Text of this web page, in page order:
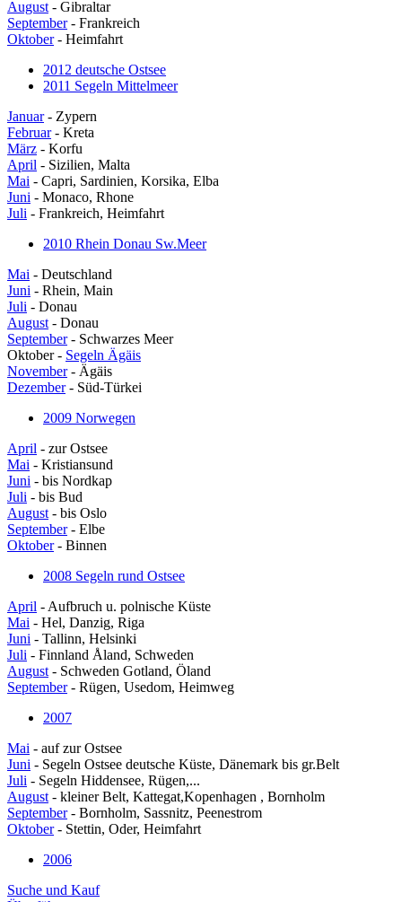
August - Gibraltar
September- Frankreich
Oktober- Heimfahrt
2012 deutsche Ostsee
2011 Segeln Mittelmeer
Januar- Zypern
Februar- Kreta
März - Korfu
April - Sizilien, Malta
Mai - Capri, Sardinien, Korsika, Elba
Juni - Monaco, Rhone
Juli - Frankreich, Heimfahrt
2010 Rhein Donau Sw.Meer
Mai - Deutschland
Juni - Rhein, Main
Juli - Donau
August - Donau
September- Schwarzes Meer
Oktober - Segeln Ägäis
November- Ägäis
Dezember- Süd-Türkei
2009 Norwegen
April - zur Ostsee
Mai - Kristiansund
Juni - bis Nordkap
Juli - bis Bud
August - bis Oslo
September- Elbe
Oktober- Binnen
2008 Segeln rund Ostsee
April - Aufbruch u. polnische Küste
Mai - Hel, Danzig, Riga
Juni - Tallinn, Helsinki
Juli - Finnland Åland, Schweden
August - Schweden Gotland, Öland
September- Rügen, Usedom, Heimweg
2007
Mai - auf zur Ostsee
Juni - Segeln Ostsee deutsche Küste, Dänemark bis gr.Belt
Juli - Segeln Hiddensee, Rügen,...
August - kleiner Belt, Kattegat,Kopenhagen , Bornholm
September- Bornholm, Sassnitz, Peenestrom
Oktober- Stettin, Oder, Heimfahrt
2006
Suche und Kauf